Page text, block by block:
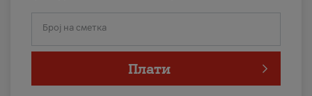
Број на сметка
Плати